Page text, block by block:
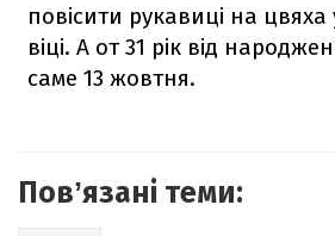
повісити рукавиці на цвяха
віці. А от 31 рік від
саме 13 жовтня.
Повʼязані теми: